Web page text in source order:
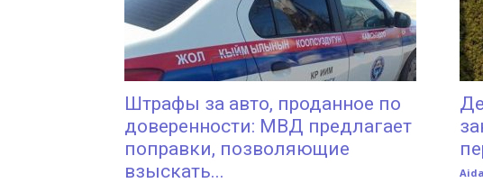
Кыргызстана
Штрафы за авто, проданное по
доверенности: МВД предлагает
поправки, позволяющие
взыскать...